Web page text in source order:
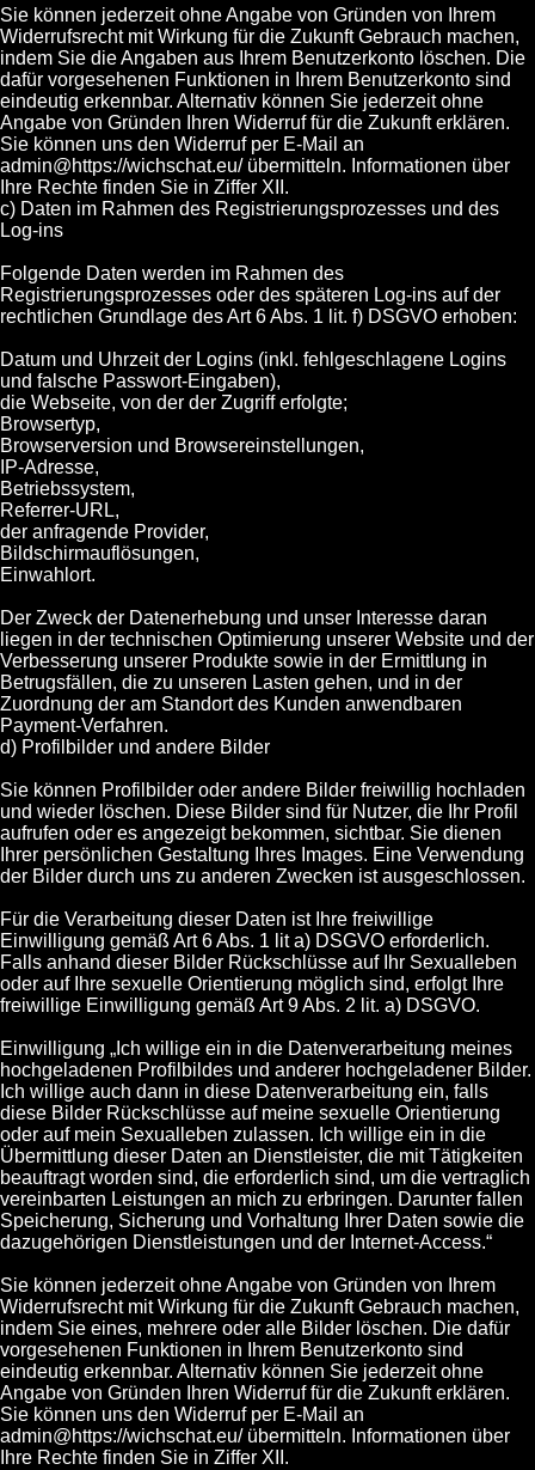
Sie können jederzeit ohne Angabe von Gründen von Ihrem
Widerrufsrecht mit Wirkung für die Zukunft Gebrauch machen,
indem Sie die Angaben aus Ihrem Benutzerkonto löschen. Die
dafür vorgesehenen Funktionen in Ihrem Benutzerkonto sind
eindeutig erkennbar. Alternativ können Sie jederzeit ohne
Angabe von Gründen Ihren Widerruf für die Zukunft erklären.
Sie können uns den Widerruf per E-Mail an
admin@https://wichschat.eu/ übermitteln. Informationen über
Ihre Rechte finden Sie in Ziffer XII.
c) Daten im Rahmen des Registrierungsprozesses und des
Log-ins
Folgende Daten werden im Rahmen des
Registrierungsprozesses oder des späteren Log-ins auf der
rechtlichen Grundlage des Art 6 Abs. 1 lit. f) DSGVO erhoben:
Datum und Uhrzeit der Logins (inkl. fehlgeschlagene Logins
und falsche Passwort-Eingaben),
die Webseite, von der der Zugriff erfolgte;
Browsertyp,
Browserversion und Browsereinstellungen,
IP-Adresse,
Betriebssystem,
Referrer-URL,
der anfragende Provider,
Bildschirmauflösungen,
Einwahlort.
Der Zweck der Datenerhebung und unser Interesse daran
liegen in der technischen Optimierung unserer Website und der
Verbesserung unserer Produkte sowie in der Ermittlung in
Betrugsfällen, die zu unseren Lasten gehen, und in der
Zuordnung der am Standort des Kunden anwendbaren
Payment-Verfahren.
d) Profilbilder und andere Bilder
Sie können Profilbilder oder andere Bilder freiwillig hochladen
und wieder löschen. Diese Bilder sind für Nutzer, die Ihr Profil
aufrufen oder es angezeigt bekommen, sichtbar. Sie dienen
Ihrer persönlichen Gestaltung Ihres Images. Eine Verwendung
der Bilder durch uns zu anderen Zwecken ist ausgeschlossen.
Für die Verarbeitung dieser Daten ist Ihre freiwillige
Einwilligung gemäß Art 6 Abs. 1 lit a) DSGVO erforderlich.
Falls anhand dieser Bilder Rückschlüsse auf Ihr Sexualleben
oder auf Ihre sexuelle Orientierung möglich sind, erfolgt Ihre
freiwillige Einwilligung gemäß Art 9 Abs. 2 lit. a) DSGVO.
Einwilligung „Ich willige ein in die Datenverarbeitung meines
hochgeladenen Profilbildes und anderer hochgeladener Bilder.
Ich willige auch dann in diese Datenverarbeitung ein, falls
diese Bilder Rückschlüsse auf meine sexuelle Orientierung
oder auf mein Sexualleben zulassen. Ich willige ein in die
Übermittlung dieser Daten an Dienstleister, die mit Tätigkeiten
beauftragt worden sind, die erforderlich sind, um die vertraglich
vereinbarten Leistungen an mich zu erbringen. Darunter fallen
Speicherung, Sicherung und Vorhaltung Ihrer Daten sowie die
dazugehörigen Dienstleistungen und der Internet-Access.“
Sie können jederzeit ohne Angabe von Gründen von Ihrem
Widerrufsrecht mit Wirkung für die Zukunft Gebrauch machen,
indem Sie eines, mehrere oder alle Bilder löschen. Die dafür
vorgesehenen Funktionen in Ihrem Benutzerkonto sind
eindeutig erkennbar. Alternativ können Sie jederzeit ohne
Angabe von Gründen Ihren Widerruf für die Zukunft erklären.
Sie können uns den Widerruf per E-Mail an
admin@https://wichschat.eu/ übermitteln. Informationen über
Ihre Rechte finden Sie in Ziffer XII.